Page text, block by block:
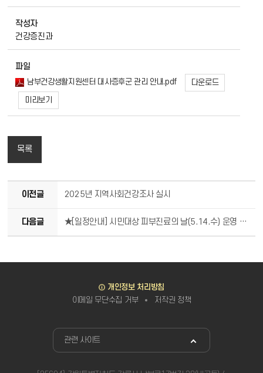
작성자
건강증진과
파일
남부건강생활지원센터 대사증후군 관리 안내.pdf
다운로드
미리보기
목록
이전글 2025년 지역사회건강조사 실시
다음글 ★[일정안내] 시민대상 피부진료의 날(5.14.수) 운영 안내★
개인정보 처리방침
이메일 무단수집 거부
저작권 정책
관련 사이트